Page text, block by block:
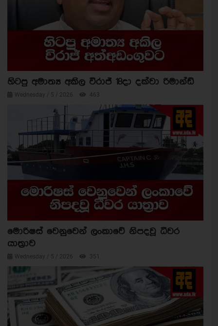
හිටපු අමාත්‍ය අකිල විරාජ් 18දා දක්වා රිමාන්ඩ්
Wednesday / 5 / 2026 463
මොරිෂස් වෙනුවෙන් ලංකාවේ නිපදවූ ධීවර
යාත්‍රාව
Wednesday / 5 / 2026 351